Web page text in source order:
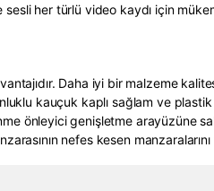
her türlü video kaydı için
Daha iyi bir malzeme
kauçuk kaplı sağlam ve
önleyici genişletme arayüzüne
nefes kesen